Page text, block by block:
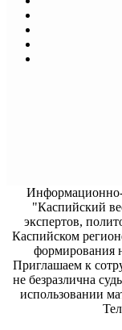
Информационно-
"Каспийский
экспертов,
Каспийском
формирования
Приглашаем к
не безразлична
использовании